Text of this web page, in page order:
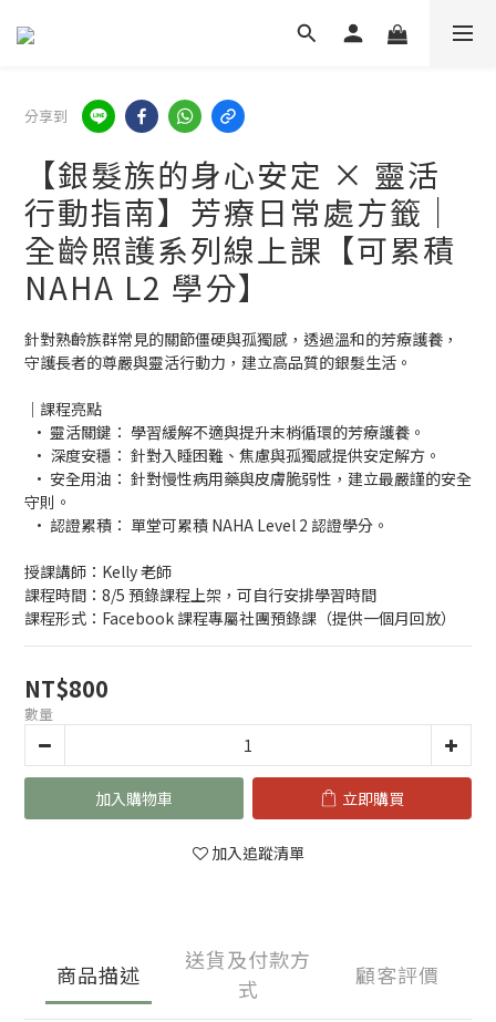
分享到
【銀髮族的身心安定 × 靈活
行動指南】芳療日常處方籤｜
全齡照護系列線上課【可累積
NAHA L2 學分】
針對熟齡族群常見的關節僵硬與孤獨感，透過溫和的芳療護養，
守護長者的尊嚴與靈活行動力，建立高品質的銀髮生活。
｜課程亮點
  • 靈活關鍵： 學習緩解不適與提升末梢循環的芳療護養。
  • 深度安穩： 針對入睡困難、焦慮與孤獨感提供安定解方。
守則。
  • 認證累積： 單堂可累積 NAHA Level 2 認證學分。
授課講師：Kelly 老師
課程時間：8/5 預錄課程上架，可自行安排學習時間
課程形式：Facebook 課程專屬社團預錄課（提供一個月回放）
NT$800
數量
加入購物車 立即購買
加入追蹤清單
商品描述
送貨及付款方
式
顧客評價